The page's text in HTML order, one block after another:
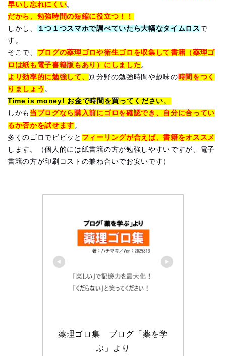
早いし忘れにくい。
だから、勉強時間の短縮に役立つ！！
しかし、
１つ１つスマホで調べていたら大幅なタイムロス で
す。
そこで、 ブログの薬理ゴロや衛生ゴロを収集して書籍（薬理ゴ
ロは紙も電子書籍版もあり）にしました。
より効率的に勉強して、 別分野の勉強時間や趣味の時間をつく
りましょう 。
Time is money! お金で時間を買ってください。
しかも 当ブログなら購入前にゴロを確認でき、自分に合ってい
るか否かを試せます。
多くのゴロでビビッと フィーリングが合えば、書籍をオススメ
します。（個人的には紙書籍の方が勉強しやすいですが、電子
書籍の方が印刷コストの兼ね合いでお安いです）
薬理ゴロ集　ブログ「薬を学
ぶ」より